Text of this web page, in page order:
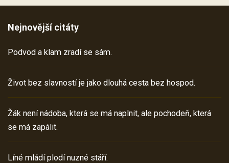
Nejnovější citáty
Podvod a klam zradí se sám.
Život bez slavností je jako dlouhá cesta bez hospod.
Žák není nádoba, která se má naplnit, ale pochodeň, která
se má zapálit.
Líné mládí plodí nuzné stáří.